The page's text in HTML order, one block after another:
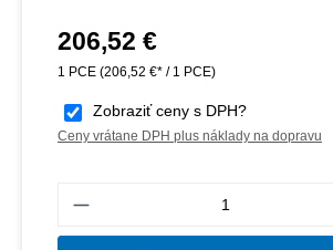
Bežná cena:
206,52 €
1 PCE (206,52 €* / 1 PCE)
Zobraziť ceny s DPH?
Ceny vrátane DPH plus náklady na dopravu